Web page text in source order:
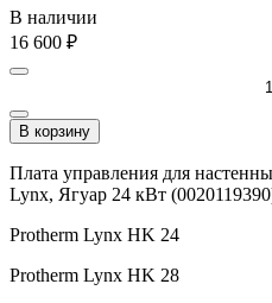
В наличии
16 600 ₽
В корзину
Плата управления для
Lynx, Ягуар 24 кВт
Protherm Lynx HK 24
Protherm Lynx HK 28